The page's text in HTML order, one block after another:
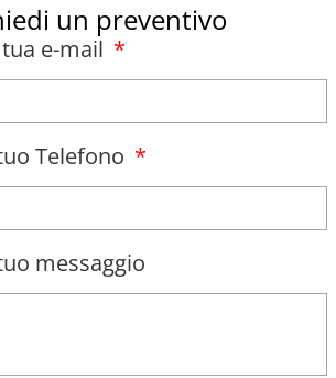
un preventivo
e-mail
Telefono
messaggio